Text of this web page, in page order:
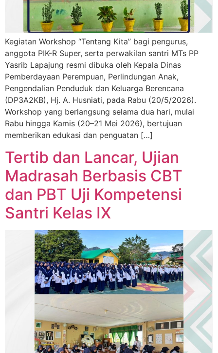
Kegiatan Workshop “Tentang Kita” bagi pengurus,
anggota PIK-R Super, serta perwakilan santri MTs PP
Yasrib Lapajung resmi dibuka oleh Kepala Dinas
Pemberdayaan Perempuan, Perlindungan Anak,
Pengendalian Penduduk dan Keluarga Berencana
(DP3A2KB), Hj. A. Husniati, pada Rabu (20/5/2026).
Workshop yang berlangsung selama dua hari, mulai
Rabu hingga Kamis (20–21 Mei 2026), bertujuan
memberikan edukasi dan penguatan […]
Tertib dan Lancar, Ujian
Madrasah Berbasis CBT
dan PBT Uji Kompetensi
Santri Kelas IX